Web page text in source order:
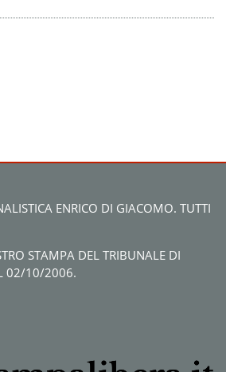
ENRICO DI GIACOMO. TUTTI
STAMPA DEL TRIBUNALE DI
02/10/2006.